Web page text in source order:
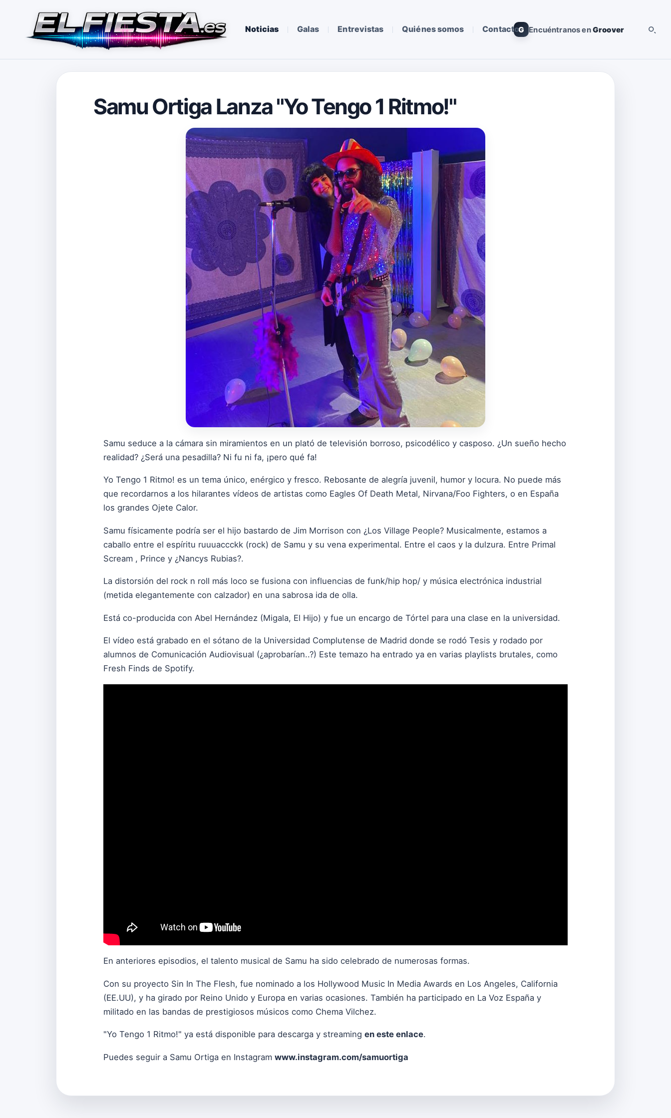
Noticias Galas Entrevistas Quiénes somos ContactoG Encuéntranos enGroover
Samu Ortiga Lanza "Yo Tengo 1 Ritmo!"
Samu seduce a la cámara sin miramientos en un plató de televisión borroso, psicodélico y casposo. ¿Un sueño hecho
realidad? ¿Será una pesadilla? Ni fu ni fa, ¡pero qué fa!
Yo Tengo 1 Ritmo! es un tema único, enérgico y fresco. Rebosante de alegría juvenil, humor y locura. No puede más
que recordarnos a los hilarantes vídeos de artistas como Eagles Of Death Metal, Nirvana/Foo Fighters, o en España
los grandes Ojete Calor.
Samu físicamente podría ser el hijo bastardo de Jim Morrison con ¿Los Village People? Musicalmente, estamos a
caballo entre el espíritu ruuuaccckk (rock) de Samu y su vena experimental. Entre el caos y la dulzura. Entre Primal
Scream , Prince y ¿Nancys Rubias?.
La distorsión del rock n roll más loco se fusiona con influencias de funk/hip hop/ y música electrónica industrial
(metida elegantemente con calzador) en una sabrosa ida de olla.
Está co-producida con Abel Hernández (Migala, El Hijo) y fue un encargo de Tórtel para una clase en la universidad.
El vídeo está grabado en el sótano de la Universidad Complutense de Madrid donde se rodó Tesis y rodado por
alumnos de Comunicación Audiovisual (¿aprobarían..?) Este temazo ha entrado ya en varias playlists brutales, como
Fresh Finds de Spotify.
En anteriores episodios, el talento musical de Samu ha sido celebrado de numerosas formas.
Con su proyecto Sin In The Flesh, fue nominado a los Hollywood Music In Media Awards en Los Angeles, California
(EE.UU), y ha girado por Reino Unido y Europa en varias ocasiones. También ha participado en La Voz España y
militado en las bandas de prestigiosos músicos como Chema Vilchez.
"Yo Tengo 1 Ritmo!" ya está disponible para descarga y streaming en este enlace.
Puedes seguir a Samu Ortiga en Instagram www.instagram.com/samuortiga